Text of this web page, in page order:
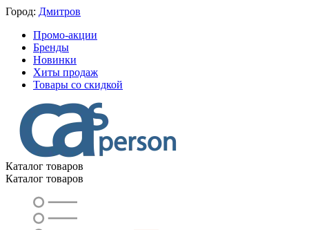
Город: Дмитров
Промо-акции
Бренды
Новинки
Хиты продаж
Товары со скидкой
Каталог товаров
Каталог товаров